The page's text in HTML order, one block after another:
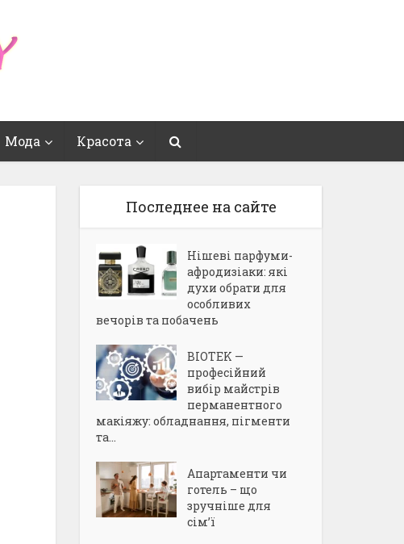
Мода Красота
Последнее на сайте
Нішеві парфуми-
афродизіаки: які
духи обрати для
особливих
вечорів та побачень
BIOTEK —
професійний
вибір майстрів
перманентного
макіяжу: обладнання, пігменти
та...
Апартаменти чи
готель – що
зручніше для
сім’ї